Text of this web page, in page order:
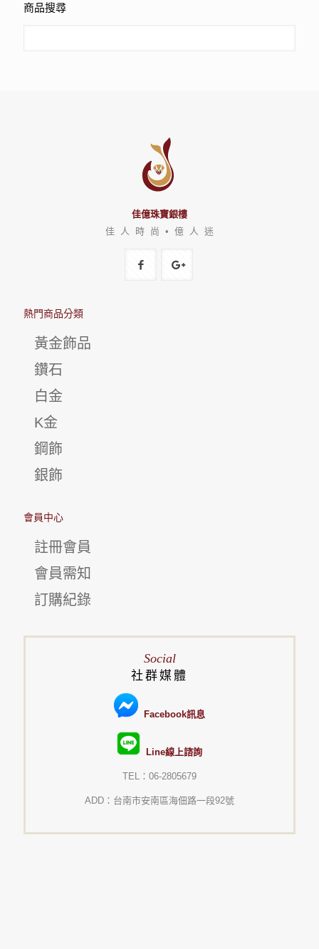
商品搜尋
佳億珠寶銀樓
佳 人 時 尚 • 億 人 迷
熱門商品分類
黃金飾品
鑽石
白金
K金
鋼飾
銀飾
會員中心
註冊會員
會員需知
訂購紀錄
Social
社群媒體
Facebook訊息
Line線上諮詢
TEL：06-2805679
ADD：台南市安南區海佃路一段92號